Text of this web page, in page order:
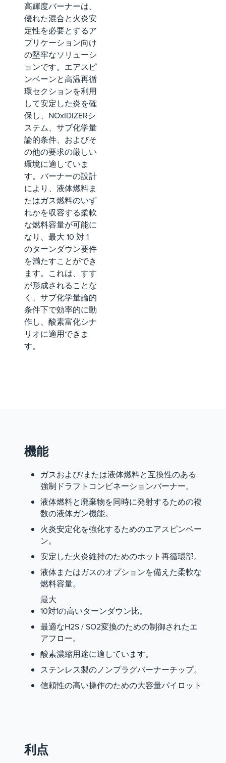
高輝度バーナーは、
優れた混合と火炎安
定性を必要とするア
プリケーション向け
の堅牢なソリューシ
ョンです。エアスピ
ンベーンと高温再循
環セクションを利用
して安定した炎を確
保し、NOxIDIZERシ
ステム、サブ化学量
論的条件、およびそ
の他の要求の厳しい
環境に適していま
す。バーナーの設計
により、液体燃料ま
たはガス燃料のいず
れかを収容する柔軟
な燃料容量が可能に
なり、最大 10 対 1
のターンダウン要件
を満たすことができ
ます。これは、すす
が形成されることな
く、サブ化学量論的
条件下で効率的に動
作し、酸素富化シナ
リオに適用できま
す。
機能
ガスおよび/または液体燃料と互換性のある
強制ドラフトコンビネーションバーナー。
液体燃料と廃棄物を同時に発射するための複
数の液体ガン機能。
火炎安定化を強化するためのエアスピンベー
ン。
安定した火炎維持のためのホット再循環部。
液体またはガスのオプションを備えた柔軟な
燃料容量。
最大
10対1の高いターンダウン比。
最適なH2S / SO2変換のための制御されたエ
アフロー。
酸素濃縮用途に適しています。
ステンレス製のノンプラグバーナーチップ。
信頼性の高い操作のための大容量パイロット
利点